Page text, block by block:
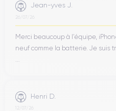
Jean-yves J.
26/07/26
Merci beaucoup à l’équipe,
neuf comme la batterie. Je suis
Henri D.
12/07/26